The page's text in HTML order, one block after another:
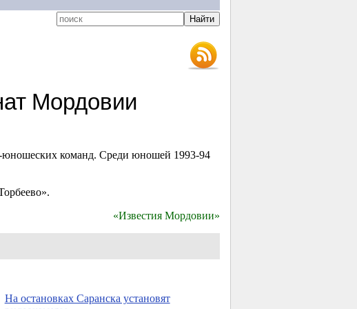
Мордовии
юношеских команд. Среди юношей 1993-94
«Известия Мордовии»
На остановках Саранска установят